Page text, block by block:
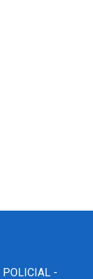
POLICIAL -